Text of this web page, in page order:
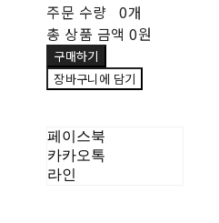
주문 수량 0개
총 상품 금액 0원
구매하기
장바구니에 담기
페이스북
카카오톡
라인